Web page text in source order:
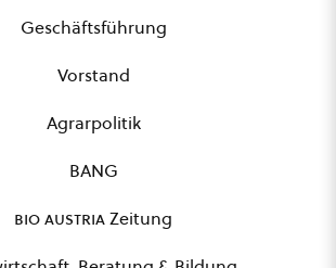
Geschäftsführung
Vorstand
Agrarpolitik
BANG
bio austriaZeitung